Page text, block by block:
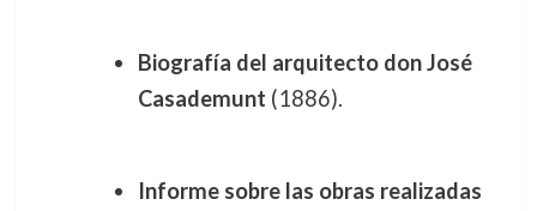
Biografía del arquitecto don José
Casademunt (1886).
Informe sobre las obras realizadas